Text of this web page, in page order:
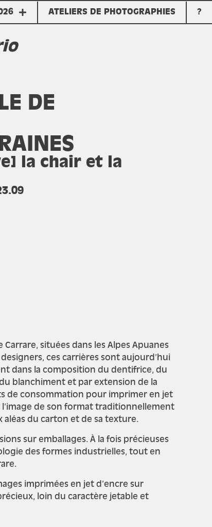
ATELIERS DE PHOTOGRAPHIES ?
DE
la chair et la
situées dans les Alpes Apuanes
ces carrières sont aujourd’hui
dans la composition du dentifrice, du
blanchiment et par extension de la
de consommation pour imprimer en jet
de son format traditionnellement
aléas du carton et de sa texture.
sur emballages. À la fois précieuses
des formes industrielles, tout en
imprimées en jet d’encre sur
loin du caractère jetable et